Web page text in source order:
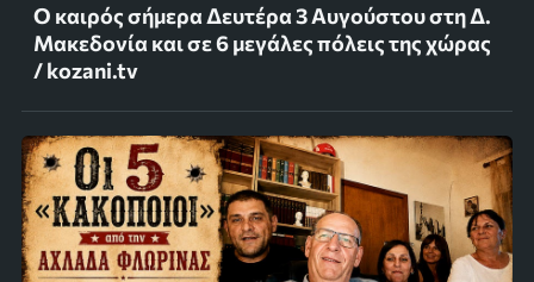
Ο καιρός σήμερα Δευτέρα 3 Αυγούστου στη Δ.
Μακεδονία και σε 6 μεγάλες πόλεις της χώρας
/ kozani.tv